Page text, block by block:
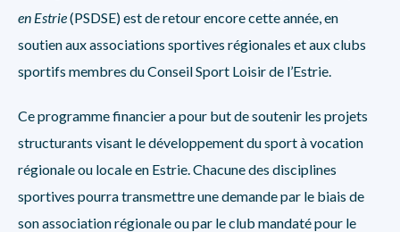
en Estrie(PSDSE) est de retour encore cette année, en
soutien aux associations sportives régionales et aux clubs
sportifs membres du Conseil Sport Loisir de l’Estrie.
Ce programme financier a pour but de soutenir les projets
structurants visant le développement du sport à vocation
régionale ou locale en Estrie. Chacune des disciplines
sportives pourra transmettre une demande par le biais de
son association régionale ou par le club mandaté pour le